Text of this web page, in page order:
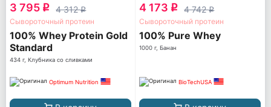
3 795 q 4 312q
Сывороточный протеин
100% Whey Protein Gold
Standard
434 г, Клубника со сливками
Optimum Nutrition
4 173 q 4 742q
Сывороточный протеин
100% Pure Whey
1000 г, Банан
BioTechUSA